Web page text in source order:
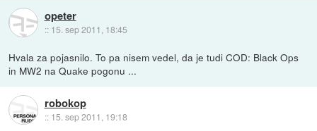
opeter
:: 15. sep 2011, 18:45
Hvala za pojasnilo. To pa nisem vedel, da je tudi COD: Black Ops
in MW2 na Quake pogonu ...
robokop
:: 15. sep 2011, 19:18